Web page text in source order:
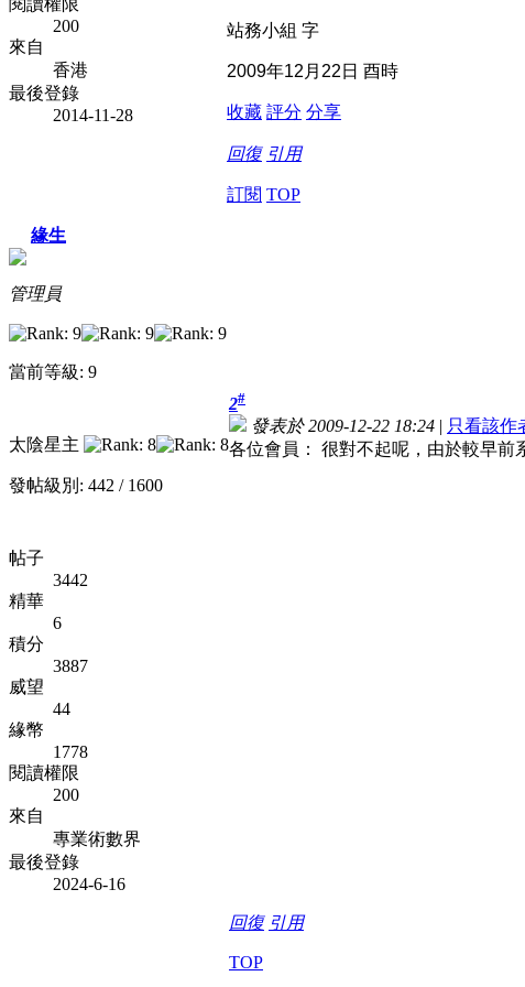
200
來自
香港
最後登錄
2014-11-28
站務小組 字
2009年12 月 22 日 酉時
收藏 評分 分享
回復 引用
訂閱 TOP
緣生
管理員
當前等級: 9
太陰星主
發帖級別: 442 / 1600
帖子
3442
精華
6
積分
3887
威望
44
緣幣
1778
閱讀權限
200
來自
專業術數界
最後登錄
2024-6-16
2#
發表於 2009-12-22 18:24 | 只看該作
各位會員： 很對不起呢，由於較早前
回復 引用
TOP